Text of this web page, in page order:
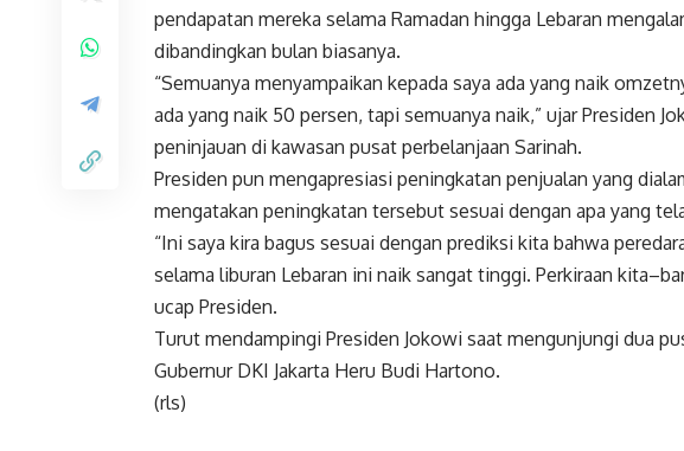
pendapatan mereka selama Ramadan hingga Lebaran
dibandingkan bulan biasanya.
“Semuanya menyampaikan kepada saya ada yang naik
ada yang naik 50 persen, tapi semuanya naik,” ujar Presiden
peninjauan di kawasan pusat perbelanjaan Sarinah.
Presiden pun mengapresiasi peningkatan penjualan yang
mengatakan peningkatan tersebut sesuai dengan apa yang
“Ini saya kira bagus sesuai dengan prediksi kita bahwa
selama liburan Lebaran ini naik sangat tinggi. Perkiraan
ucap Presiden.
Turut mendampingi Presiden Jokowi saat mengunjungi dua
Gubernur DKI Jakarta Heru Budi Hartono.
(rls)